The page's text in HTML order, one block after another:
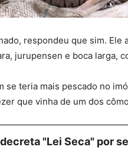
respondeu que sim.
jurupensen e boca larga,
se teria mais pescado no
que vinha de um dos
"Lei Seca" por